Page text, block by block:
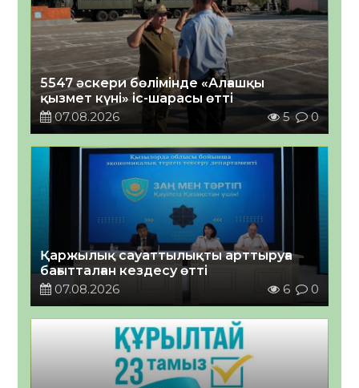
5547 әскери бөлімінде «Алғашқы
қызмет күні» іс-шарасы өтті
07.08.2026
5 0
Қаржылық сауаттылықты арттыруға
бағытталған кездесу өтті
07.08.2026
6 0